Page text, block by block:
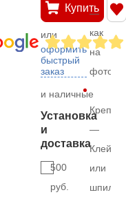
Купить
или
оформить
быстрый
заказ
и наличные
Установка
и
доставка
500
руб.
—
как
на
фото
—
Клей
или